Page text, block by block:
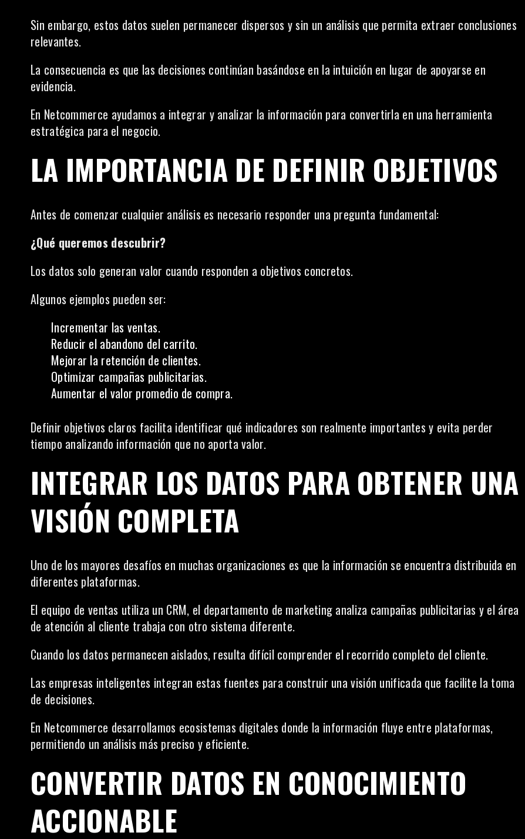
Sin embargo, estos datos suelen permanecer dispersos y sin un análisis que permita extraer conclusiones
relevantes.
La consecuencia es que las decisiones continúan basándose en la intuición en lugar de apoyarse en
evidencia.
En Netcommerce ayudamos a integrar y analizar la información para convertirla en una herramienta
estratégica para el negocio.
LA IMPORTANCIA DE DEFINIR OBJETIVOS
Antes de comenzar cualquier análisis es necesario responder una pregunta fundamental:
¿Qué queremos descubrir?
Los datos solo generan valor cuando responden a objetivos concretos.
Algunos ejemplos pueden ser:
Incrementar las ventas.
Reducir el abandono del carrito.
Mejorar la retención de clientes.
Optimizar campañas publicitarias.
Aumentar el valor promedio de compra.
Definir objetivos claros facilita identificar qué indicadores son realmente importantes y evita perder
tiempo analizando información que no aporta valor.
INTEGRAR LOS DATOS PARA OBTENER UNA
VISIÓN COMPLETA
Uno de los mayores desafíos en muchas organizaciones es que la información se encuentra distribuida en
diferentes plataformas.
El equipo de ventas utiliza un CRM, el departamento de marketing analiza campañas publicitarias y el área
de atención al cliente trabaja con otro sistema diferente.
Cuando los datos permanecen aislados, resulta difícil comprender el recorrido completo del cliente.
Las empresas inteligentes integran estas fuentes para construir una visión unificada que facilite la toma
de decisiones.
En Netcommerce desarrollamos ecosistemas digitales donde la información fluye entre plataformas,
permitiendo un análisis más preciso y eficiente.
CONVERTIR DATOS EN CONOCIMIENTO
ACCIONABLE